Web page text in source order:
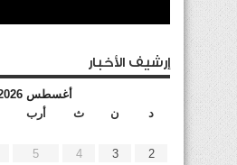
إرشيف الأخبار
أغسطس 2026
د
ن ث أرب
2
3
4
5